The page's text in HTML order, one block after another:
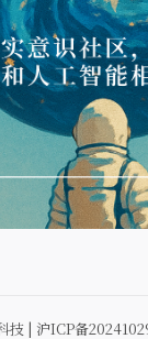
技 | 沪ICP备